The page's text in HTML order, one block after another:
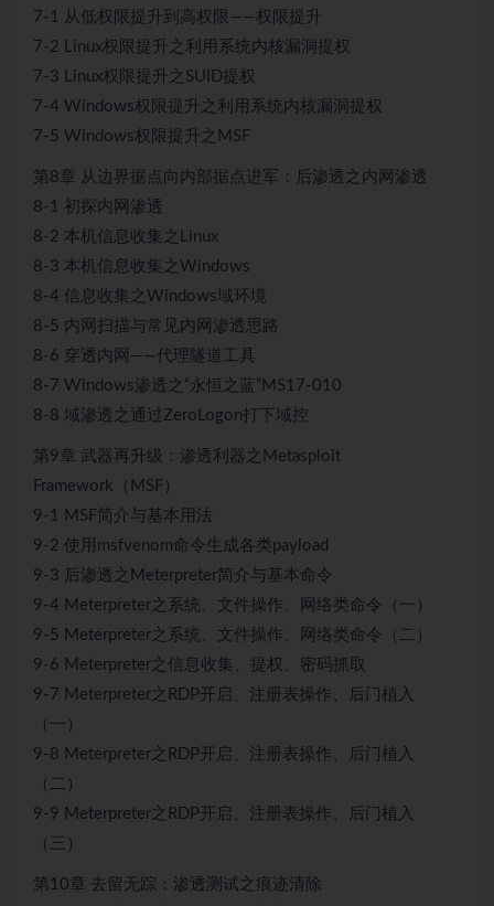
7-1 从低权限提升到高权限——权限提升
7-2 Linux权限提升之利用系统内核漏洞提权
7-3 Linux权限提升之SUID提权
7-4 Windows权限提升之利用系统内核漏洞提权
7-5 Windows权限提升之MSF
第8章 从边界据点向内部据点进军：后渗透之内网渗透
8-1 初探内网渗透
8-2 本机信息收集之Linux
8-3 本机信息收集之Windows
8-4 信息收集之Windows域环境
8-5 内网扫描与常见内网渗透思路
8-6 穿透内网——代理隧道工具
8-7 Windows渗透之“永恒之蓝”MS17-010
8-8 域渗透之通过ZeroLogon打下域控
第9章 武器再升级：渗透利器之Metasploit
Framework（MSF）
9-1 MSF简介与基本用法
9-2 使用msfvenom命令生成各类payload
9-3 后渗透之Meterpreter简介与基本命令
9-4 Meterpreter之系统、文件操作、网络类命令（一）
9-5 Meterpreter之系统、文件操作、网络类命令（二）
9-6 Meterpreter之信息收集、提权、密码抓取
9-7 Meterpreter之RDP开启、注册表操作、后门植入
（一）
9-8 Meterpreter之RDP开启、注册表操作、后门植入
（二）
9-9 Meterpreter之RDP开启、注册表操作、后门植入
（三）
第10章 去留无踪：渗透测试之痕迹清除